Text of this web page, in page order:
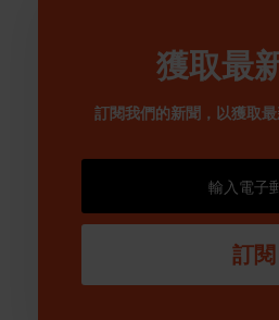
獲取最
訂閱我們的新聞，以獲取最
訂閱